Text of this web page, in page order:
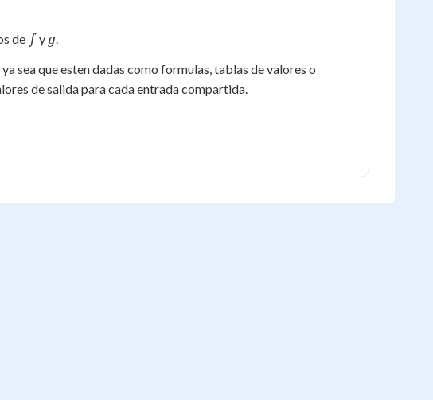
de ff y g
g
sea que esten dadas como formulas, tablas de valores o
de salida para cada entrada compartida.